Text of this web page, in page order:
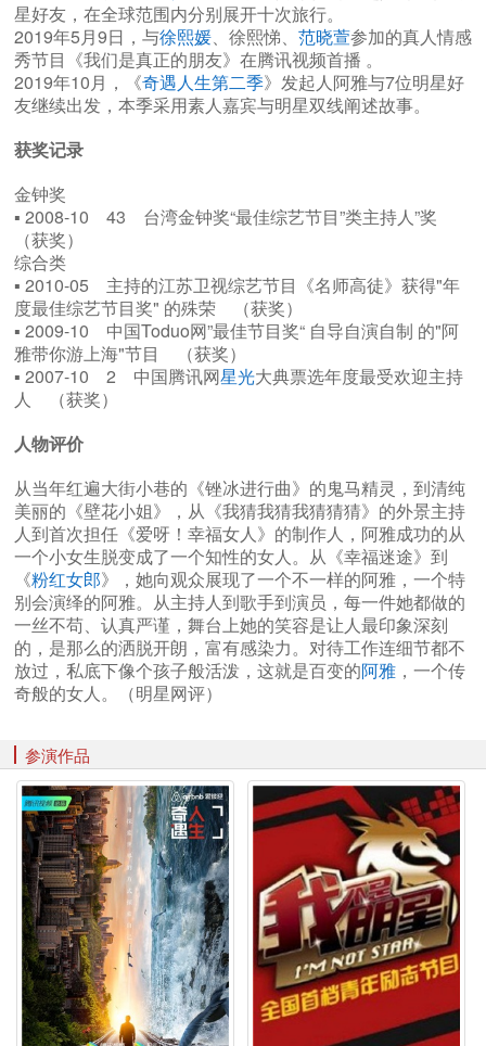
星好友，在全球范围内分别展开十次旅行。
2019年5月9日，与徐熙媛、徐熙悌、 范晓萱参加的真人情感
秀节目《我们是真正的朋友》在腾讯视频首播 。
2019年10月，《奇遇人生第二季》发起人阿雅与7位明星好
友继续出发，本季采用素人嘉宾与明星双线阐述故事。
获奖记录
金钟奖
▪ 2008-10 43 台湾金钟奖“最佳综艺节目”类主持人”奖
（获奖）
综合类
▪ 2010-05 主持的江苏卫视综艺节目《名师高徒》获得"年
度最佳综艺节目奖" 的殊荣 （获奖）
▪ 2009-10 中国Toduo网”最佳节目奖“ 自导自演自制 的"阿
雅带你游上海"节目 （获奖）
▪ 2007-10 2 中国腾讯网星光大典票选年度最受欢迎主持
人 （获奖）
人物评价
从当年红遍大街小巷的《锉冰进行曲》的鬼马精灵，到清纯
美丽的《壁花小姐》，从《我猜我猜我猜猜猜》的外景主持
人到首次担任《爱呀！幸福女人》的制作人，阿雅成功的从
一个小女生脱变成了一个知性的女人。从《幸福迷途》到
《粉红女郎》，她向观众展现了一个不一样的阿雅，一个特
别会演绎的阿雅。从主持人到歌手到演员，每一件她都做的
一丝不苟、认真严谨，舞台上她的笑容是让人最印象深刻
的，是那么的洒脱开朗，富有感染力。对待工作连细节都不
放过，私底下像个孩子般活泼，这就是百变的阿雅，一个传
奇般的女人。（明星网评）
参演作品